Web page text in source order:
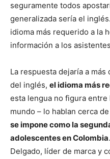
seguramente todos
generalizada sería el
idioma más requerido a la
información a los
La respuesta dejaría a
del inglés, el idioma más
esta lengua no figura
mundo – lo hablan cerca
se impone como la
adolescentes en Colombia
Delgado, líder de marca y